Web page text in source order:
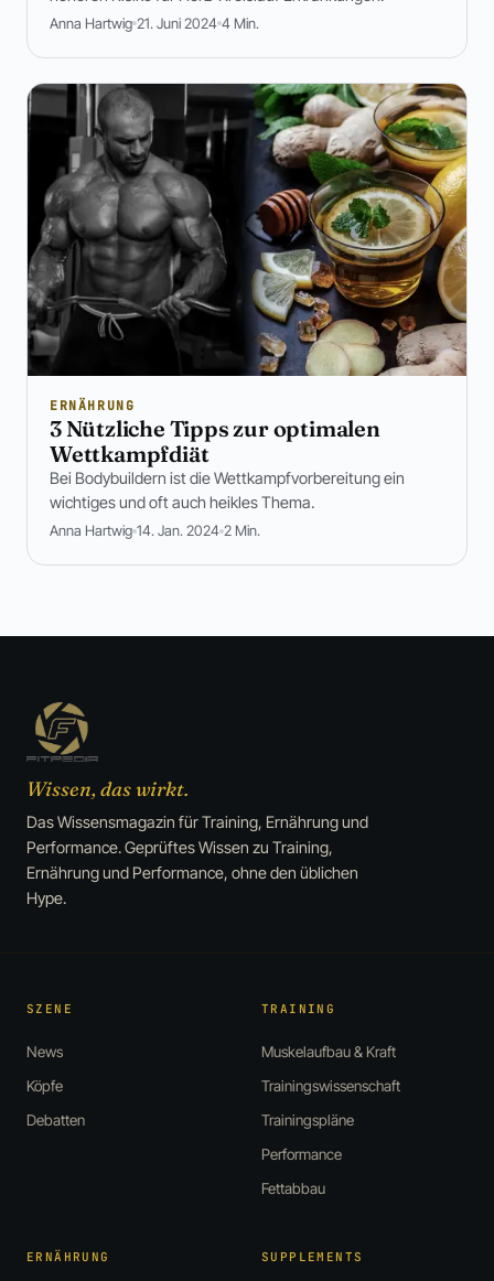
Anna Hartwig 21. Juni 2024 4 Min.
ERNÄHRUNG
3 Nützliche Tipps zur optimalen
Wettkampfdiät
Bei Bodybuildern ist die Wettkampfvorbereitung ein
wichtiges und oft auch heikles Thema.
Anna Hartwig 14. Jan. 2024 2 Min.
Wissen, das wirkt.
Das Wissensmagazin für Training, Ernährung und
Performance. Geprüftes Wissen zu Training,
Ernährung und Performance, ohne den üblichen
Hype.
SZENE
News
Köpfe
Debatten
TRAINING
Muskelaufbau & Kraft
Trainingswissenschaft
Trainingspläne
Performance
Fettabbau
ERNÄHRUNG SUPPLEMENTS